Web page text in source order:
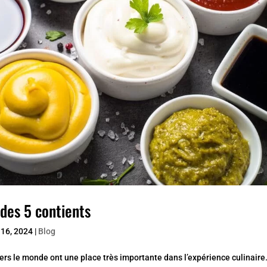
5 contients
2024| Blog
le monde ont une place très importante dans l’expérience